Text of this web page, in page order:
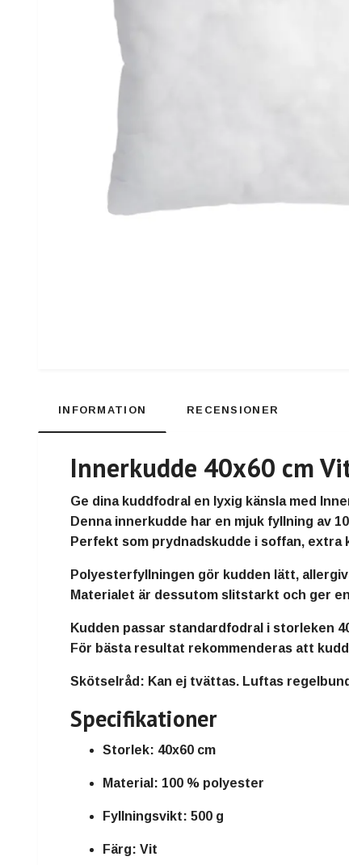
INFORMATION RECENSIONER
Innerkudde 40x60 cm
Ge dina kuddfodral en lyxig känsla med
Denna innerkudde har en mjuk fyllning av
Perfekt som prydnadskudde i soffan, extra
Polyesterfyllningen gör kudden lätt,
Materialet är dessutom slitstarkt och ger en
Kudden passar standardfodral i storleken
För bästa resultat rekommenderas att
Skötselråd: Kan ej tvättas. Luftas
Specifikationer
Storlek: 40x60 cm
Material: 100 % polyester
Fyllningsvikt: 500 g
Färg: Vit